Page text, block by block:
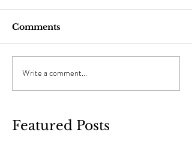
Featured Posts
Comments
Write a comment...